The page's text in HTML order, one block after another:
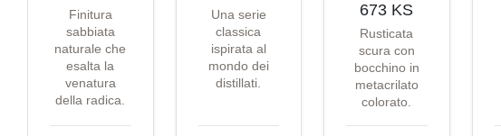
Finitura
sabbiata
naturale che
esalta la
venatura
della radica.
Una serie
classica
ispirata al
mondo dei
distillati.
673 KS
Rusticata
scura con
bocchino in
metacrilato
colorato.